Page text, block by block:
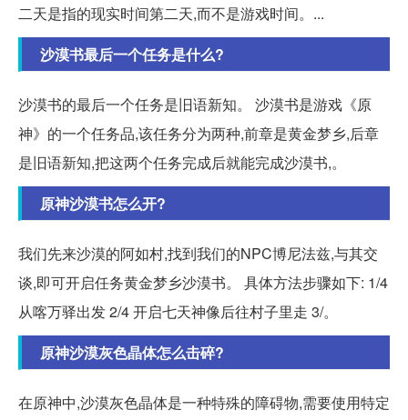
二天是指的现实时间第二天,而不是游戏时间。...
沙漠书最后一个任务是什么?
沙漠书的最后一个任务是旧语新知。 沙漠书是游戏《原
神》的一个任务品,该任务分为两种,前章是黄金梦乡,后章
是旧语新知,把这两个任务完成后就能完成沙漠书,。
原神沙漠书怎么开?
我们先来沙漠的阿如村,找到我们的NPC博尼法兹,与其交
谈,即可开启任务黄金梦乡沙漠书。 具体方法步骤如下: 1/4
从喀万驿出发 2/4 开启七天神像后往村子里走 3/。
原神沙漠灰色晶体怎么击碎?
在原神中,沙漠灰色晶体是一种特殊的障碍物,需要使用特定